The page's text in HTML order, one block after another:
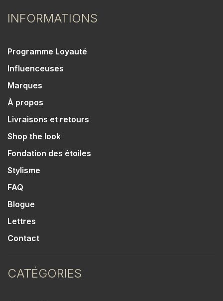
INFORMATIONS
Programme Loyauté
Influenceuses
Marques
À propos
Livraisons et retours
Shop the look
Fondation des étoiles
Stylisme
FAQ
Blogue
Lettres
Contact
CATÉGORIES